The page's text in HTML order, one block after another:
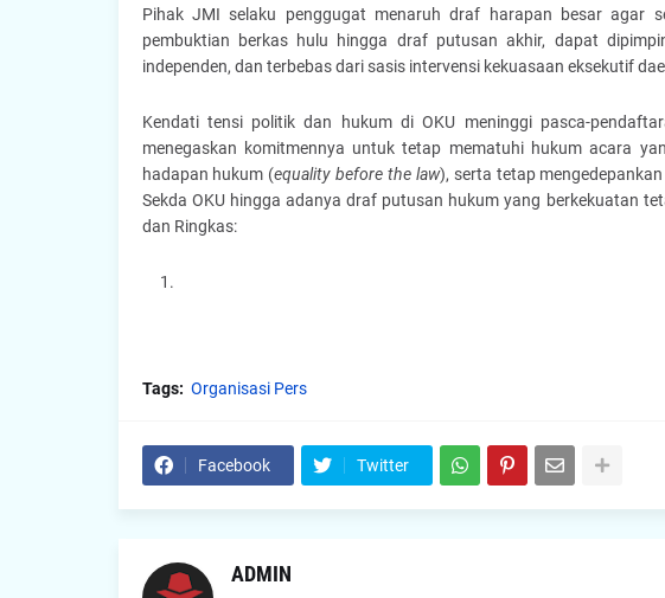
Pihak JMI selaku penggugat menaruh draf harapan besar agar
pembuktian berkas hulu hingga draf putusan akhir, dapat
independen, dan terbebas dari sasis intervensi kekuasaan eksekutif
Kendati tensi politik dan hukum di OKU meninggi pasca-
menegaskan komitmennya untuk tetap mematuhi hukum acara
hadapan hukum (equality before the law), serta tetap
Sekda OKU hingga adanya draf putusan hukum yang berkekuatan
dan Ringkas:
Tags: Organisasi Pers
Facebook Twitter
ADMIN